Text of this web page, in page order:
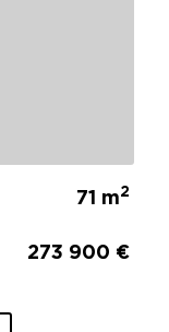
71 m2
273 900 €